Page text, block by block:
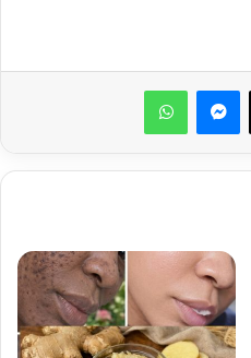
ماسنجر واتساب